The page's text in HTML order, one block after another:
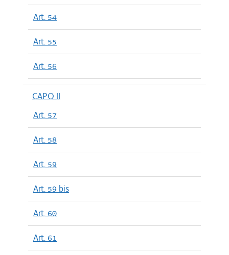
Art. 54
Art. 55
Art. 56
CAPO II
Art. 57
Art. 58
Art. 59
Art. 59 bis
Art. 60
Art. 61